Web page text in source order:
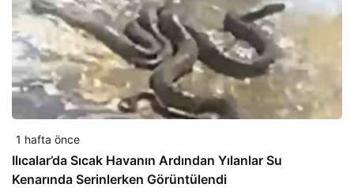
1 hafta önce
Ilıcalar’da Sıcak Havanın Ardından Yılanlar Su
Kenarında Serinlerken Görüntülendi